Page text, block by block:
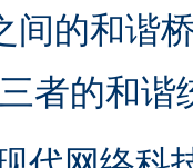
间的和谐
者的和谐